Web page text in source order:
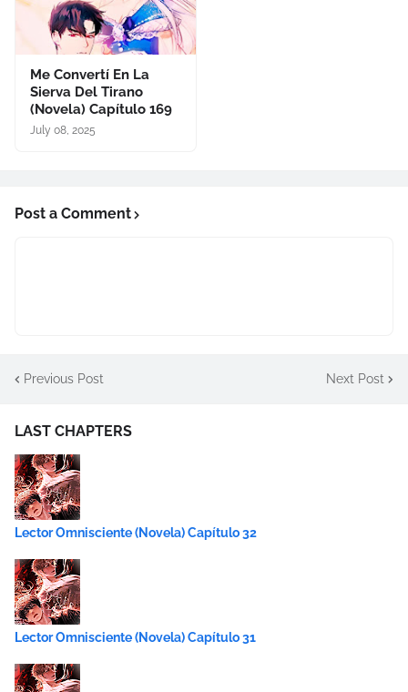
Me Convertí En La
Sierva Del Tirano
(Novela) Capítulo 169
July 08, 2025
Post a Comment
Previous Post Next Post
LAST CHAPTERS
Lector Omnisciente (Novela) Capítulo 32
Lector Omnisciente (Novela) Capítulo 31